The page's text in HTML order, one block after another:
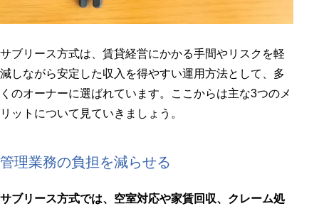
サブリース方式は、賃貸経営にかかる手間やリスクを軽
減しながら安定した収入を得やすい運用方法として、多
くのオーナーに選ばれています。ここからは主な3つのメ
リットについて見ていきましょう。
管理業務の負担を減らせる
サブリース方式では、空室対応や家賃回収、クレーム処